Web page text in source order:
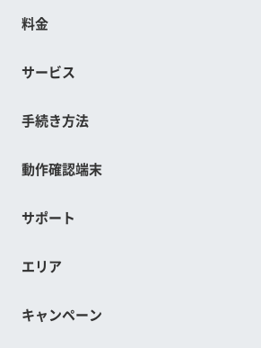
料金
サービス
手続き方法
動作確認端末
サポート
エリア
キャンペーン